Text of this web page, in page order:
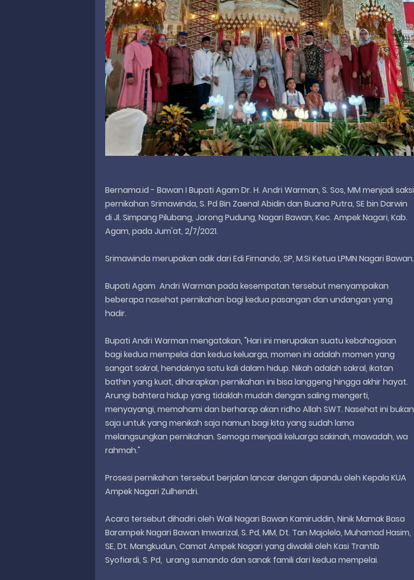
Bernama.id - Bawan I Bupati Agam Dr. H. Andri Warman, S. Sos, MM menjadi saksi
pernikahan Srimawinda, S. Pd Bin Zaenal Abidin dan Buana Putra, SE bin Darwin
di Jl. Simpang Pilubang, Jorong Pudung, Nagari Bawan, Kec. Ampek Nagari, Kab.
Agam, pada Jum'at, 2/7/2021.
Srimawinda merupakan adik dari Edi Firnando, SP, M.Si Ketua LPMN Nagari Bawan.
Bupati Agam Andri Warman pada kesempatan tersebut menyampaikan
beberapa nasehat pernikahan bagi kedua pasangan dan undangan yang
hadir.
Bupati Andri Warman mengatakan, "Hari ini merupakan suatu kebahagiaan
bagi kedua mempelai dan kedua keluarga, momen ini adalah momen yang
sangat sakral, hendaknya satu kali dalam hidup. Nikah adalah sakral, ikatan
bathin yang kuat, diharapkan pernikahan ini bisa langgeng hingga akhir hayat.
Arungi bahtera hidup yang tidaklah mudah dengan saling mengerti,
menyayangi, memahami dan berharap akan ridho Allah SWT. Nasehat ini bukan
saja untuk yang menikah saja namun bagi kita yang sudah lama
melangsungkan pernikahan. Semoga menjadi keluarga sakinah, mawadah, wa
rahmah."
Prosesi pernikahan tersebut berjalan lancar dengan dipandu oleh Kepala KUA
Ampek Nagari Zulhendri.
Acara tersebut dihadiri oleh Wali Nagari Bawan Kamiruddin, Ninik Mamak Basa
Barampek Nagari Bawan Imwarizal, S. Pd, MM, Dt. Tan Majolelo, Muhamad Hasim,
SE, Dt. Mangkudun, Camat Ampek Nagari yang diwakili oleh Kasi Trantib
Syofiardi, S. Pd, urang sumando dan sanak famili dari kedua mempelai.